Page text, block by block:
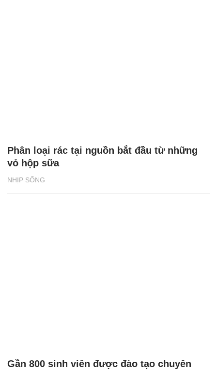
NHỊP SỐNG
Phân loại rác tại nguồn bắt đầu từ những
vỏ hộp sữa
Gần 800 sinh viên được đào tạo chuyên